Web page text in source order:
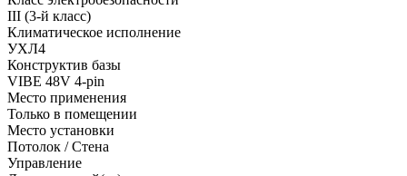
III (3-й класс)
Климатическое исполнение
УХЛ4
Конструктив базы
VIBE 48V 4-pin
Место применения
Только в помещении
Место установки
Потолок / Cтена
Управление